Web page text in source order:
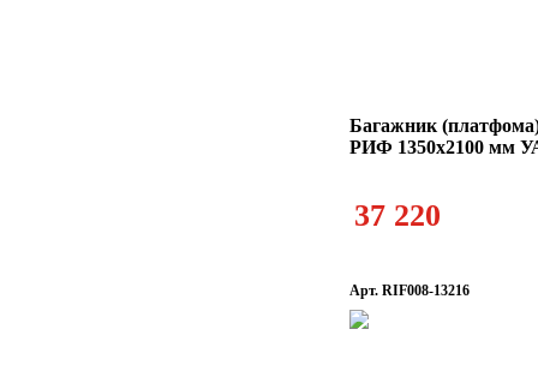
Багажник
РИФ 1350x2100 мм
37 220
Арт. RIF008-13216